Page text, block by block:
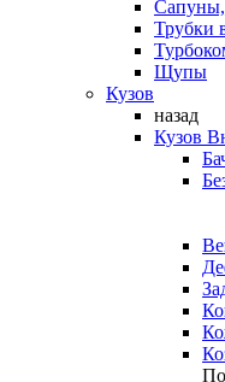
Сапуны,
Трубки
Щупы
Кузов
назад
Кузов